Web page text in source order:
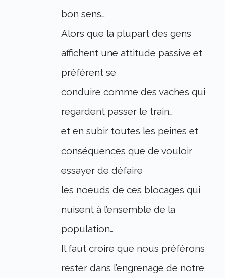
bon sens…
Alors que la plupart des gens
affichent une attitude passive et
préfèrent se
conduire comme des vaches qui
regardent passer le train…
et en subir toutes les peines et
conséquences que de vouloir
essayer de défaire
les noeuds de ces blocages qui
nuisent à l’ensemble de la
population…
Il faut croire que nous préférons
rester dans l’engrenage de notre